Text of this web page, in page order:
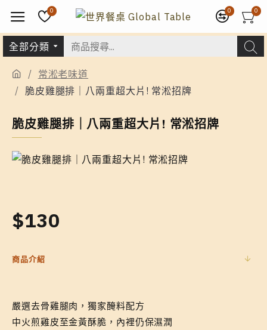
0 0 0
全部分類
常淞老味道
脆皮雞腿排｜八兩重超大片! 常淞招牌
脆皮雞腿排｜八兩重超大片! 常淞招牌
$130
商品介紹
嚴選去骨雞腿肉，獨家醃料配方
中火煎雞皮至金黃酥脆，內裡仍保濕潤